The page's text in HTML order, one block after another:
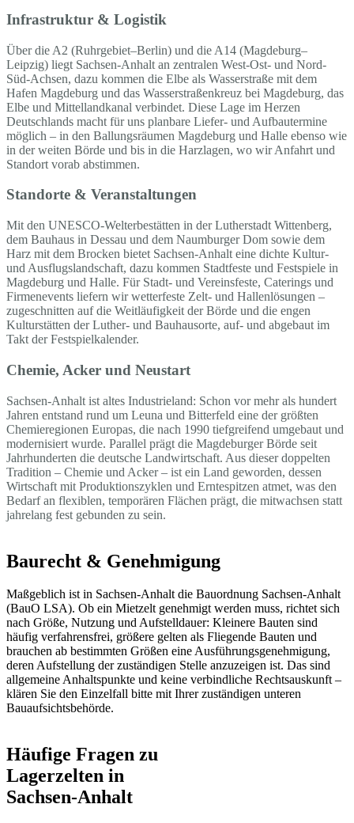
Infrastruktur & Logistik
Über die A2 (Ruhrgebiet–Berlin) und die A14 (Magdeburg–
Leipzig) liegt Sachsen-Anhalt an zentralen West-Ost- und Nord-
Süd-Achsen, dazu kommen die Elbe als Wasserstraße mit dem
Hafen Magdeburg und das Wasserstraßenkreuz bei Magdeburg, das
Elbe und Mittellandkanal verbindet. Diese Lage im Herzen
Deutschlands macht für uns planbare Liefer- und Aufbautermine
möglich – in den Ballungsräumen Magdeburg und Halle ebenso wie
in der weiten Börde und bis in die Harzlagen, wo wir Anfahrt und
Standort vorab abstimmen.
Standorte & Veranstaltungen
Mit den UNESCO-Welterbestätten in der Lutherstadt Wittenberg,
dem Bauhaus in Dessau und dem Naumburger Dom sowie dem
Harz mit dem Brocken bietet Sachsen-Anhalt eine dichte Kultur-
und Ausflugslandschaft, dazu kommen Stadtfeste und Festspiele in
Magdeburg und Halle. Für Stadt- und Vereinsfeste, Caterings und
Firmenevents liefern wir wetterfeste Zelt- und Hallenlösungen –
zugeschnitten auf die Weitläufigkeit der Börde und die engen
Kulturstätten der Luther- und Bauhausorte, auf- und abgebaut im
Takt der Festspielkalender.
Chemie, Acker und Neustart
Sachsen-Anhalt ist altes Industrieland: Schon vor mehr als hundert
Jahren entstand rund um Leuna und Bitterfeld eine der größten
Chemieregionen Europas, die nach 1990 tiefgreifend umgebaut und
modernisiert wurde. Parallel prägt die Magdeburger Börde seit
Jahrhunderten die deutsche Landwirtschaft. Aus dieser doppelten
Tradition – Chemie und Acker – ist ein Land geworden, dessen
Wirtschaft mit Produktionszyklen und Erntespitzen atmet, was den
Bedarf an flexiblen, temporären Flächen prägt, die mitwachsen statt
jahrelang fest gebunden zu sein.
Baurecht & Genehmigung
Maßgeblich ist in Sachsen-Anhalt die Bauordnung Sachsen-Anhalt
(BauO LSA). Ob ein Mietzelt genehmigt werden muss, richtet sich
nach Größe, Nutzung und Aufstelldauer: Kleinere Bauten sind
häufig verfahrensfrei, größere gelten als Fliegende Bauten und
brauchen ab bestimmten Größen eine Ausführungsgenehmigung,
deren Aufstellung der zuständigen Stelle anzuzeigen ist. Das sind
allgemeine Anhaltspunkte und keine verbindliche Rechtsauskunft –
klären Sie den Einzelfall bitte mit Ihrer zuständigen unteren
Bauaufsichtsbehörde.
Häufige Fragen zu
Lagerzelten in
Sachsen-Anhalt